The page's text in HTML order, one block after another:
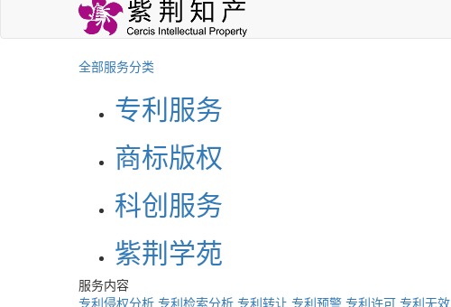
全部服务分类
专利服务
商标版权
科创服务
紫荆学苑
服务内容
专利侵权分析 专利检索分析 专利转让 专利预警 专利许可 专利无效